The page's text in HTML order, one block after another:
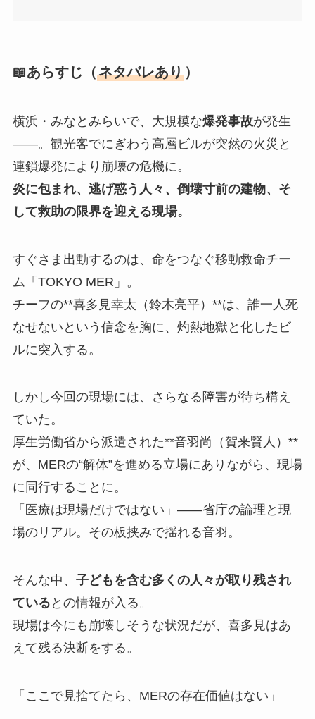
📖あらすじ（ネタバレあり）
横浜・みなとみらいで、大規模な爆発事故が発生
――。観光客でにぎわう高層ビルが突然の火災と
連鎖爆発により崩壊の危機に。
炎に包まれ、逃げ惑う人々、倒壊寸前の建物、そ
して救助の限界を迎える現場。
すぐさま出動するのは、命をつなぐ移動救命チー
ム「TOKYO MER」。
チーフの**喜多見幸太（鈴木亮平）**は、誰一人死
なせないという信念を胸に、灼熱地獄と化したビ
ルに突入する。
しかし今回の現場には、さらなる障害が待ち構え
ていた。
厚生労働省から派遣された**音羽尚（賀来賢人）**
が、MERの“解体”を進める立場にありながら、現場
に同行することに。
「医療は現場だけではない」――省庁の論理と現
場のリアル。その板挟みで揺れる音羽。
そんな中、 子どもを含む多くの人々が取り残され
ている との情報が入る。
現場は今にも崩壊しそうな状況だが、喜多見はあ
えて残る決断をする。
「ここで見捨てたら、MERの存在価値はない」